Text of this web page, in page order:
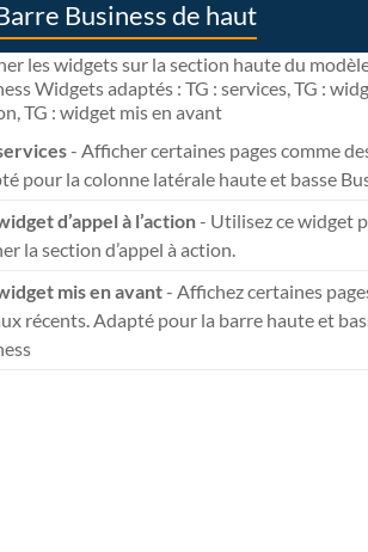
Business de haut
les widgets sur la section haute du
Widgets adaptés : TG : services, TG :
TG : widget mis en avant
- Afficher certaines pages comme
pour la colonne latérale haute et basse
d’appel à l’action- Utilisez ce widget
la section d’appel à action.
mis en avant- Affichez certaines
récents. Adapté pour la barre haute et